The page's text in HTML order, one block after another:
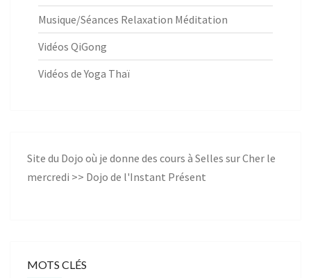
Musique/Séances Relaxation Méditation
Vidéos QiGong
Vidéos de Yoga Thaï
Site du Dojo où je donne des cours à Selles sur Cher le
mercredi >> Dojo de l'Instant Présent
MOTS CLÉS